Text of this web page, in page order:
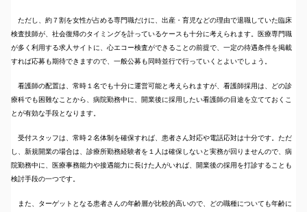
ただし、約７割を女性が占める専門職だけに、出産・育児などの理由で退職していた臨床
検査技師が、社会復帰のタイミングを計っているケースも十分に考えられます。医療専門職
が多く利用する求人サイトに、心エコー検査ができることの前提で、一定の待遇条件を掲載
すれば応募も期待できますので、一般公募も同時並行で行っていくとよいでしょう。
看護師の配置は、常時１名でも十分に運営可能と考えられますが、看護師採用は、どの診
療科でも困難なことから、病院勤務中に、開業後に採用したい看護師の目途を立てておくこ
とが有効な手段となります。
受付スタッフは、常時２名体制を確保すれば、患者さん対応や電話応対は十分です。ただ
し、新規開業の場合は、診療所勤務経験者を１人は確保しないと実務が回りませんので、病
院勤務中に、医療事務能力や接遇能力に長けた人がいれば、開業後の採用を打診することも
検討手段の一つです。
また、ターゲットとなる患者さんの年齢層が比較的高いので、どの職種についても年齢に